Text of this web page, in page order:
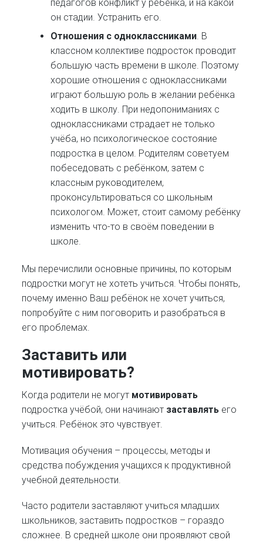
педагогов конфликт у ребёнка, и на какой
он стадии. Устранить его.
Отношения с одноклассниками . В
классном коллективе подросток проводит
большую часть времени в школе. Поэтому
хорошие отношения с одноклассниками
играют большую роль в желании ребёнка
ходить в школу. При недопониманиях с
одноклассниками страдает не только
учёба, но психологическое состояние
подростка в целом. Родителям советуем
побеседовать с ребёнком, затем с
классным руководителем,
проконсультироваться со школьным
психологом. Может, стоит самому ребёнку
изменить что-то в своём поведении в
школе.
Мы перечислили основные причины, по которым
подростки могут не хотеть учиться. Чтобы понять,
почему именно Ваш ребёнок не хочет учиться,
попробуйте с ним поговорить и разобраться в
его проблемах.
Заставить или
мотивировать?
Когда родители не могут мотивировать
подростка учёбой, они начинают заставлять его
учиться. Ребёнок это чувствует.
Мотивация обучения – процессы, методы и
средства побуждения учащихся к продуктивной
учебной деятельности.
Часто родители заставляют учиться младших
школьников, заставить подростков – гораздо
сложнее. В средней школе они проявляют свой